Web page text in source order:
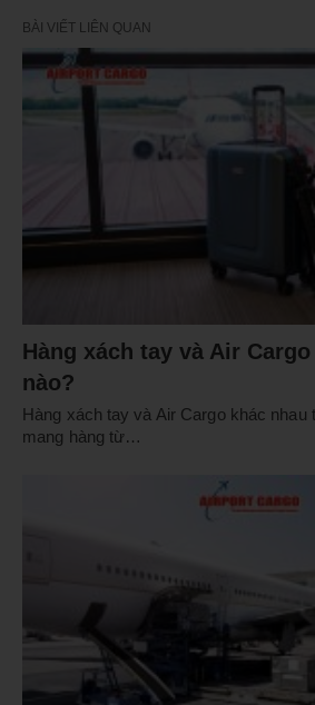
BÀI VIẾT LIÊN QUAN
Hàng xách tay và Air
nào?
Hàng xách tay và Air Cargo khác nhau
mang hàng từ…